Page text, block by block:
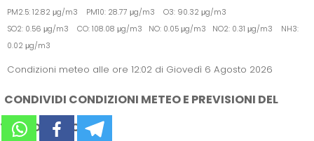
PM2.5: 12.82 μg/m3 PM10: 28.77 μg/m3 O3: 90.32 μg/m3
SO2: 0.56 μg/m3 CO: 108.08 μg/m3 NO: 0.05 μg/m3 NO2: 0.31 μg/m3 NH3:
0.02 μg/m3
Condizioni meteo alle ore 12:02 di Giovedì 6 Agosto 2026
CONDIVIDI CONDIZIONI METEO E PREVISIONI DEL
TEMPO SUI SOCIAL